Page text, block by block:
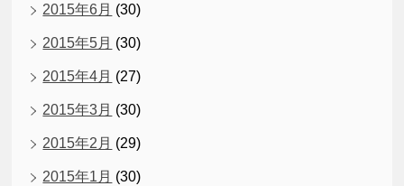
2015年6月 (30)
2015年5月 (30)
2015年4月 (27)
2015年3月 (30)
2015年2月 (29)
2015年1月 (30)